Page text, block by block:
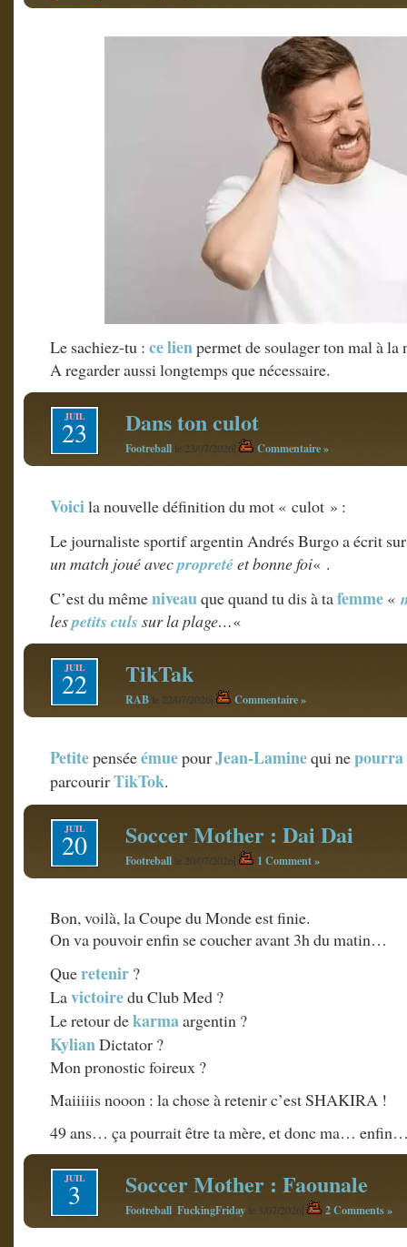
Le sachiez-tu : ce lienpermet de soulager ton mal à la
A regarder aussi longtemps que nécessaire.
JUIL
23 Dans ton culot
Footreball le 23/07/2026| Commentaire »
Voicila nouvelle définition du mot « culot » :
Le journaliste sportif argentin Andrés Burgo a écrit
un match joué avecpropretéet bonne foi« .
C’est du mêmeniveauque quand tu dis à tafemme «
lespetits culs sur la plage…«
JUIL
22 TikTak
RAB le 22/07/2026| Commentaire »
PetitepenséeémuepourJean-Laminequi nepourra
parcourirTikTok.
JUIL
20 Soccer Mother : Dai Dai
Footreball le 20/07/2026| 1 Comment »
Bon, voilà, la Coupe du Monde est finie.
On va pouvoir enfin se coucher avant 3h du matin…
Queretenir ?
Lavictoiredu Club Med ?
Le retour dekarmaargentin ?
KylianDictator ?
Mon pronostic foireux ?
Maiiiiis nooon : la chose à retenir c’est SHAKIRA !
49 ans… ça pourrait être ta mère, et donc ma…
JUIL
3 Soccer Mother : Faounale
Footreball, FuckingFriday le 3/07/2026| 2 Comments »